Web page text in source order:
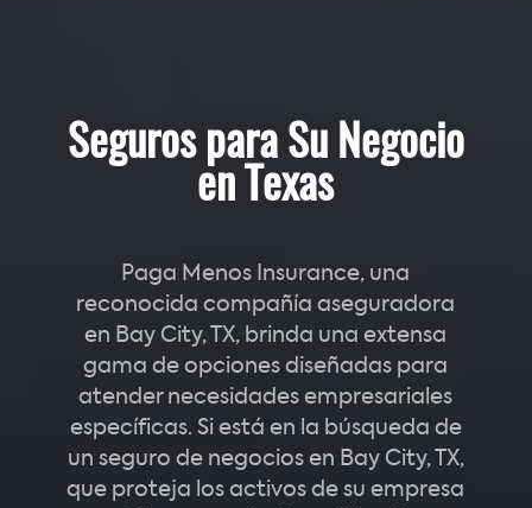
Seguros para Su Negocio
en Texas
Paga Menos Insurance, una
reconocida compañía aseguradora
en Bay City, TX, brinda una extensa
gama de opciones diseñadas para
atender necesidades empresariales
específicas. Si está en la búsqueda de
un seguro de negocios en Bay City, TX,
que proteja los activos de su empresa